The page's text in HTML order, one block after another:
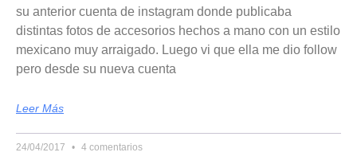
su anterior cuenta de instagram donde publicaba
distintas fotos de accesorios hechos a mano con un estilo
mexicano muy arraigado. Luego vi que ella me dio follow
pero desde su nueva cuenta
Leer Más
24/04/2017 4 comentarios